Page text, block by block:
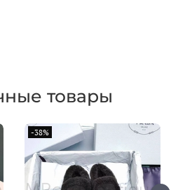
товары
-38%